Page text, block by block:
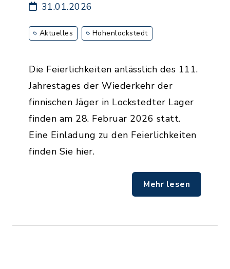
31.01.2026
Aktuelles Hohenlockstedt
Die Feierlichkeiten anlässlich des 111.
Jahrestages der Wiederkehr der
finnischen Jäger in Lockstedter Lager
finden am 28. Februar 2026 statt.
Eine Einladung zu den Feierlichkeiten
finden Sie hier.
Mehr lesen